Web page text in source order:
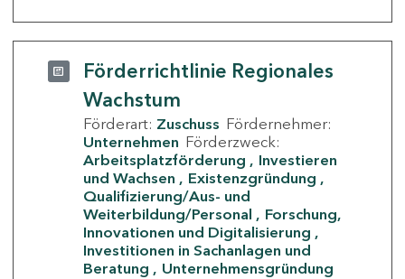
Förderrichtlinie Regionales
Wachstum
Förderart: Zuschuss Fördernehmer:
Unternehmen Förderzweck:
Arbeitsplatzförderung
Investieren
und Wachsen
Existenzgründung
Qualifizierung/Aus- und
Weiterbildung/Personal
Forschung,
Innovationen und Digitalisierung
Investitionen in Sachanlagen und
Beratung
Unternehmensgründung